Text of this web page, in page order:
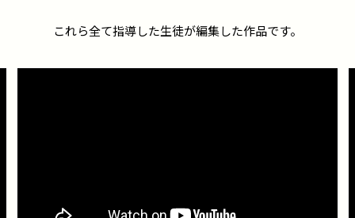
これら全て指導した生徒が編集した作品です。